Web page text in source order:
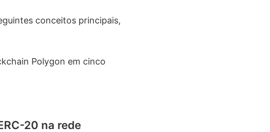
conceitos principais,
Polygon em cinco
20 na rede